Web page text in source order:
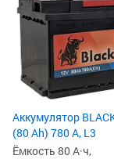
Аккумулятор
(80 Ah) 780 А, L3
Ёмкость 80 А·ч,